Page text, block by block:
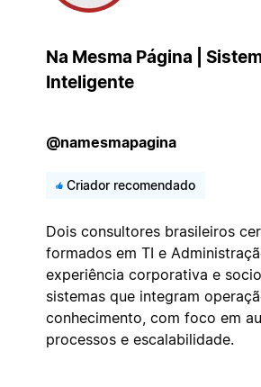
Na Mesma Página |
Inteligente
@namesmapagina
Criador recomendado
Dois consultores brasileiros
formados em TI e
experiência corporativa e
sistemas que integram
conhecimento, com foco em
processos e escalabilidade.